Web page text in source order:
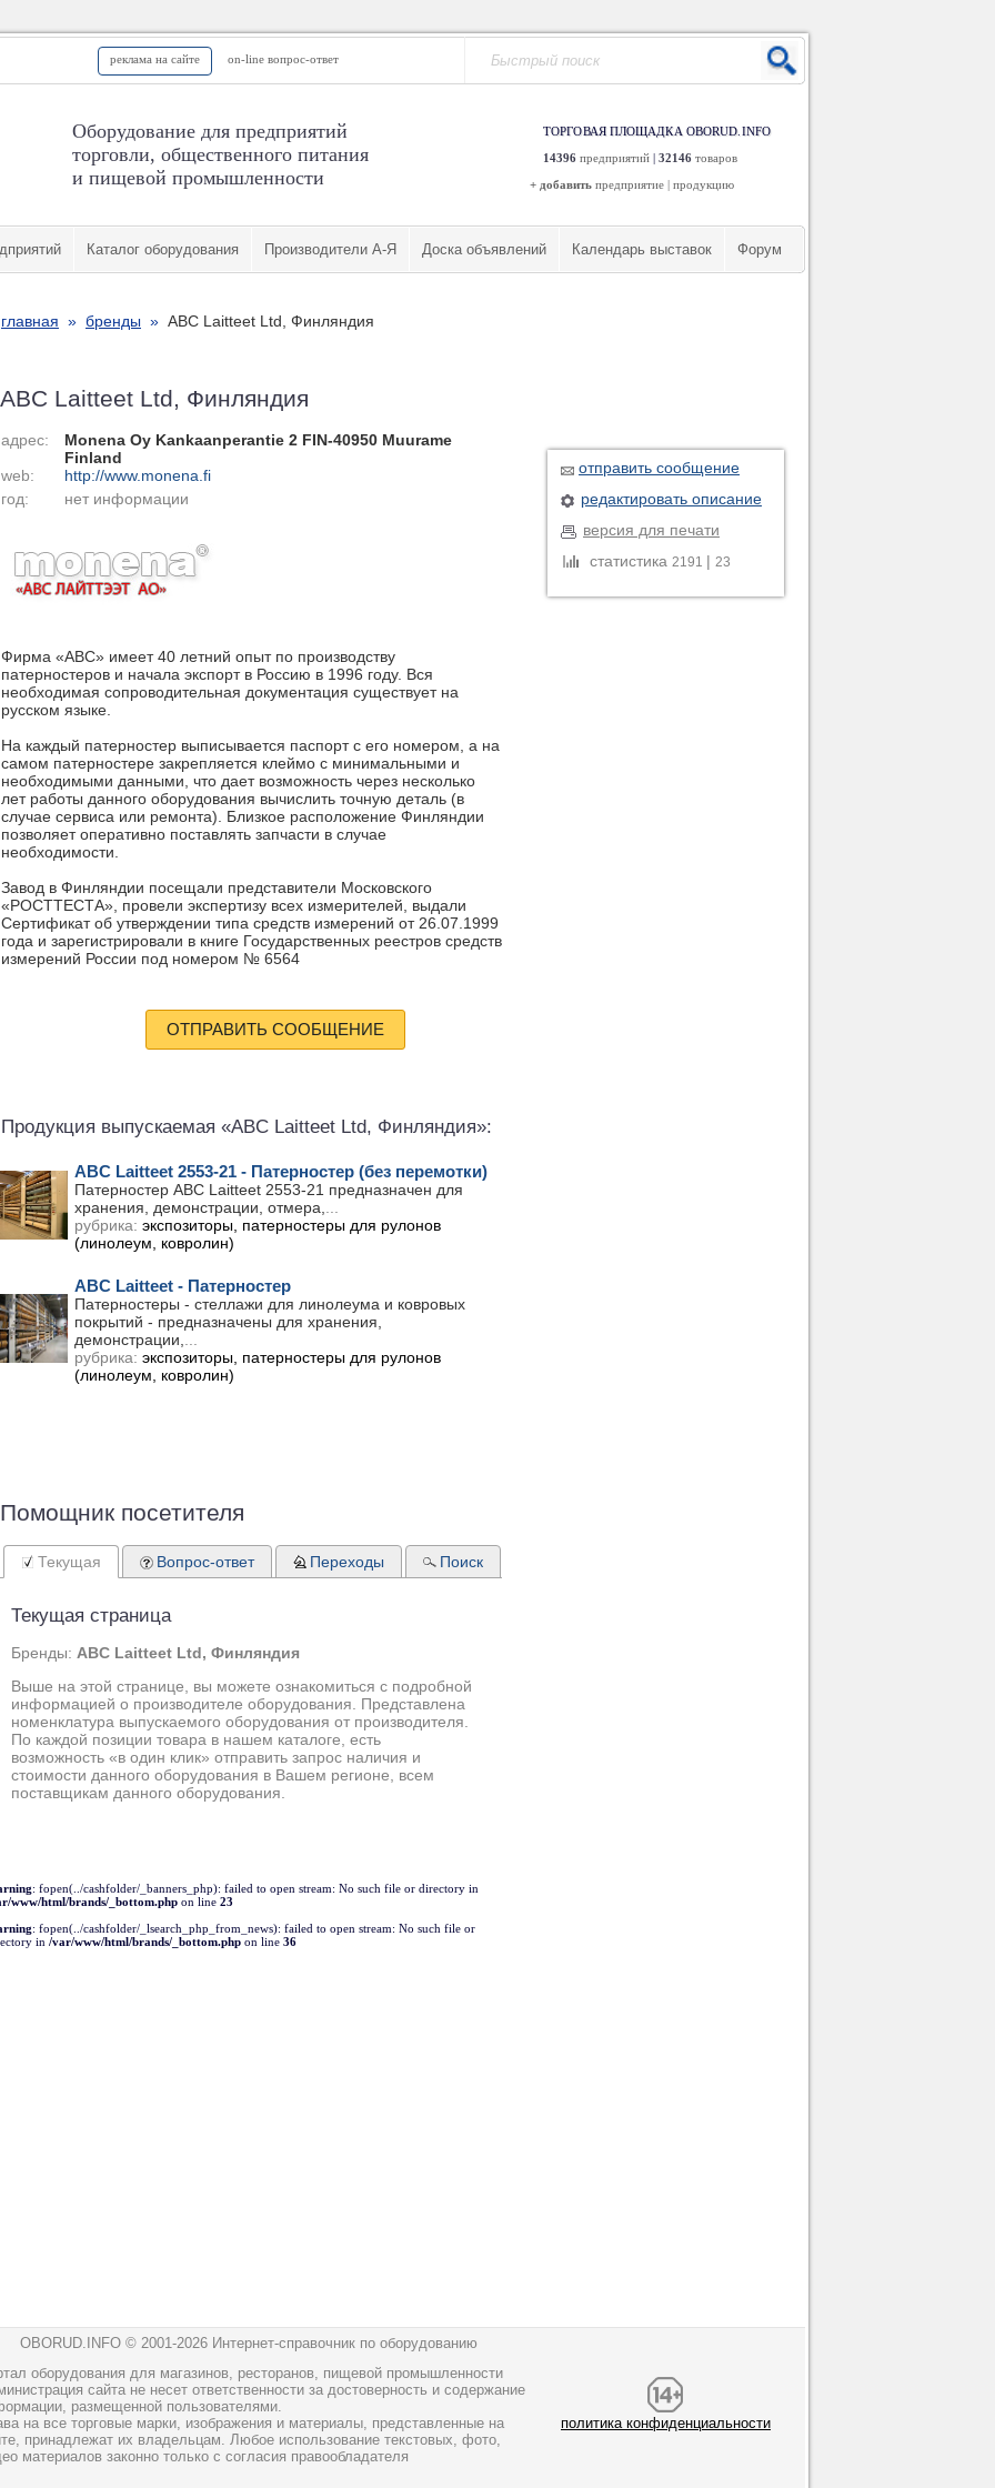
реклама на сайте on-line вопрос-ответ
Оборудование для предприятий
торговли, общественного питания
и пищевой промышленности
ТОРГОВАЯ ПЛОЩАДКА OBORUD.INFO
14396 предприятий | 32146 товаров
+ добавить предприятие | продукцию
Каталог оборудования Производители А-Я Доска объявлений Календарь выставок Форум
главная » бренды » ABC Laitteet Ltd, Финляндия
ABC Laitteet Ltd, Финляндия
адрес:
Monena Oy Kankaanperantie 2 FIN-40950 Muurame
Finland
web:
http://www.monena.fi
год:
нет информации
Фирма «АВС» имеет 40 летний опыт по производству
патерностеров и начала экспорт в Россию в 1996 году. Вся
необходимая сопроводительная документация существует на
русском языке.
На каждый патерностер выписывается паспорт с его номером, а на
самом патерностере закрепляется клеймо с минимальными и
необходимыми данными, что дает возможность через несколько
лет работы данного оборудования вычислить точную деталь (в
случае сервиса или ремонта). Близкое расположение Финляндии
позволяет оперативно поставлять запчасти в случае
необходимости.
Завод в Финляндии посещали представители Московского
«РОСТТЕСТА», провели экспертизу всех измерителей, выдали
Сертификат об утверждении типа средств измерений от 26.07.1999
года и зарегистрировали в книге Государственных реестров средств
измерений России под номером № 6564
ОТПРАВИТЬ СООБЩЕНИЕ
Продукция выпускаемая «ABC Laitteet Ltd, Финляндия»:
ABC Laitteet 2553-21 - Патерностер (без перемотки)
Патерностер ABC Laitteet 2553-21 предназначен для
хранения, демонстрации, отмера,
рубрика: экспозиторы, патерностеры для рулонов
(линолеум, ковролин)
ABC Laitteet - Патерностер
Патерностеры - стеллажи для линолеума и ковровых
покрытий - предназначены для хранения,
демонстрации,
рубрика: экспозиторы, патерностеры для рулонов
(линолеум, ковролин)
Помощник посетителя
Текущая
Текущая страница
Бренды: ABC Laitteet Ltd, Финляндия
Выше на этой странице, вы можете ознакомиться с подробной
информацией о производителе оборудования. Представлена
номенклатура выпускаемого оборудования от производителя.
По каждой позиции товара в нашем каталоге, есть
возможность «в один клик» отправить запрос наличия и
стоимости данного оборудования в Вашем регионе, всем
поставщикам данного оборудования.
Вопрос-ответ Переходы Поиск
: fopen(../cashfolder/_banners_php): failed to open stream: No such file or directory in
www/html/brands/_bottom.php on line 23
: fopen(../cashfolder/_lsearch_php_from_news): failed to open stream: No such file or
in /var/www/html/brands/_bottom.php on line 36
отправить сообщение
редактировать описание
версия для печати
статистика 2191 | 23
OBORUD.INFO © 2001-2026 Интернет-справочник по оборудованию
оборудования для магазинов, ресторанов, пищевой промышленности
сайта не несет ответственности за достоверность и содержание
размещенной пользователями.
на все торговые марки, изображения и материалы, представленные на
принадлежат их владельцам. Любое использование текстовых, фото,
материалов законно только с согласия правообладателя
политика конфиденциальности